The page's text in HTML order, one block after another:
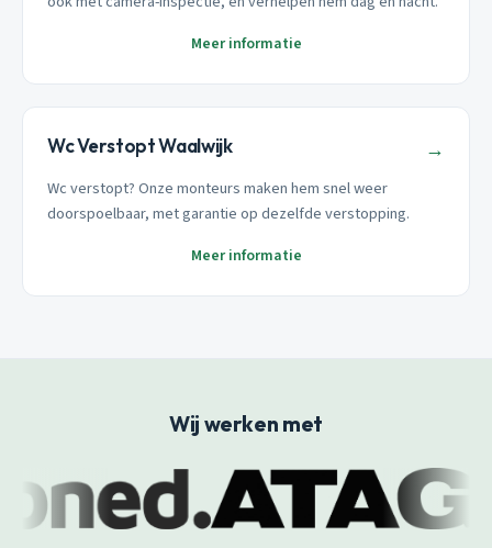
Meer informatie
Wc Verstopt Waalwijk →
Wc verstopt? Onze monteurs maken hem snel weer
doorspoelbaar, met garantie op dezelfde verstopping.
Meer informatie
Wij werken met